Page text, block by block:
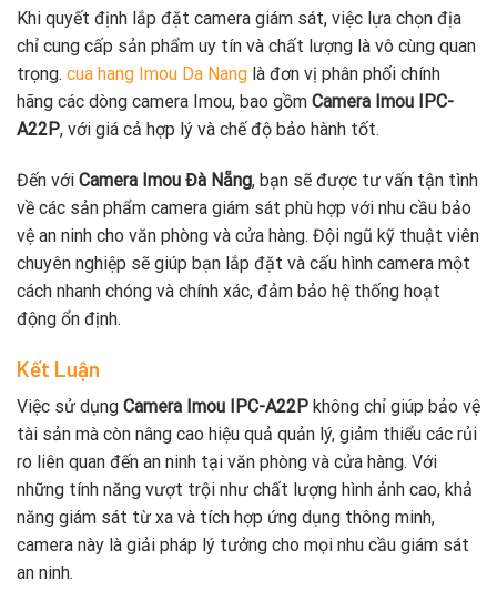
Khi quyết định lắp đặt camera giám sát, việc lựa chọn địa
chỉ cung cấp sản phẩm uy tín và chất lượng là vô cùng quan
trọng. cua hang Imou Da Nang là đơn vị phân phối chính
hãng các dòng camera Imou, bao gồm Camera Imou IPC-
A22P, với giá cả hợp lý và chế độ bảo hành tốt.
Đến với Camera Imou Đà Nẵng, bạn sẽ được tư vấn tận tình
về các sản phẩm camera giám sát phù hợp với nhu cầu bảo
vệ an ninh cho văn phòng và cửa hàng. Đội ngũ kỹ thuật viên
chuyên nghiệp sẽ giúp bạn lắp đặt và cấu hình camera một
cách nhanh chóng và chính xác, đảm bảo hệ thống hoạt
động ổn định.
Kết Luận
Việc sử dụng Camera Imou IPC-A22P không chỉ giúp bảo vệ
tài sản mà còn nâng cao hiệu quả quản lý, giảm thiểu các rủi
ro liên quan đến an ninh tại văn phòng và cửa hàng. Với
những tính năng vượt trội như chất lượng hình ảnh cao, khả
năng giám sát từ xa và tích hợp ứng dụng thông minh,
camera này là giải pháp lý tưởng cho mọi nhu cầu giám sát
an ninh.